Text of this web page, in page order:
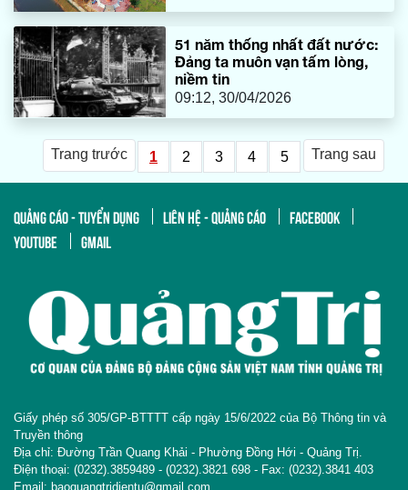
51 năm thống nhất đất nước:
Đảng ta muôn vạn tấm lòng,
niềm tin
09:12, 30/04/2026
Trang trước 1 2 3 4 5 Trang sau
QUẢNG CÁO - TUYỂN DỤNG LIÊN HỆ - QUẢNG CÁO
FACEBOOK
YOUTUBE
GMAIL
Giấy phép số 305/GP-BTTTT cấp ngày 15/6/2022 của Bộ Thông tin và
Truyền thông
Địa chỉ: Đường Trần Quang Khải - Phường Đồng Hới - Quảng Trị.
Điện thoại: (0232).3859489 - (0232).3821 698 - Fax: (0232).3841 403
Email: baoquangtridientu@gmail.com